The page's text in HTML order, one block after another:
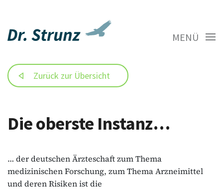
MENÜ
Zurück zur Übersicht
Die oberste Instanz…
… der deutschen Ärzteschaft zum Thema
medizinischen Forschung, zum Thema Arzneimittel
und deren Risiken ist die